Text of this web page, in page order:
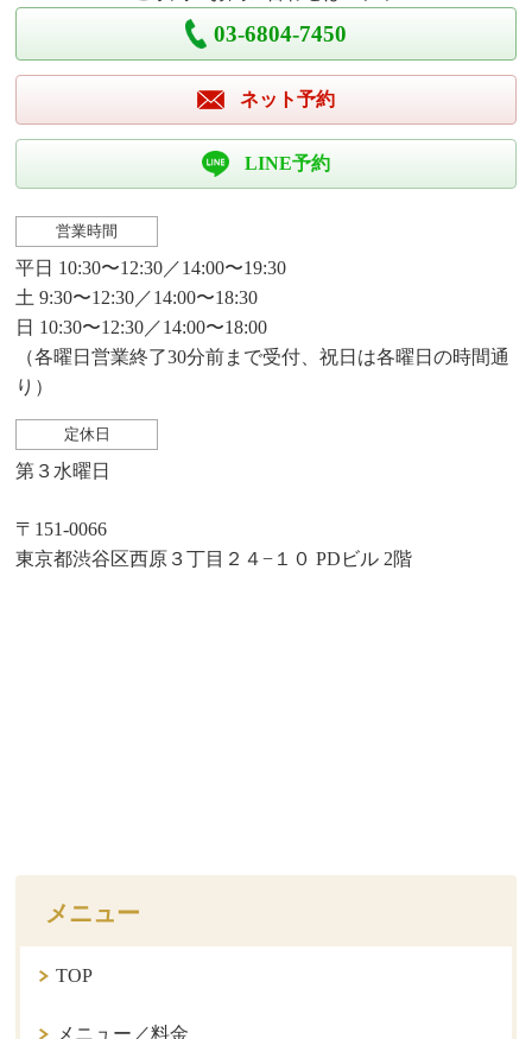
03-6804-7450
ネット予約
LINE予約
営業時間
平日 10:30〜12:30／14:00〜19:30
土 9:30〜12:30／14:00〜18:30
日 10:30〜12:30／14:00〜18:00
（各曜日営業終了30分前まで受付、祝日は各曜日の時間通
り）
定休日
第３水曜日
〒151-0066
東京都渋谷区西原３丁目２４−１０ PDビル 2階
メニュー
TOP
メニュー／料金